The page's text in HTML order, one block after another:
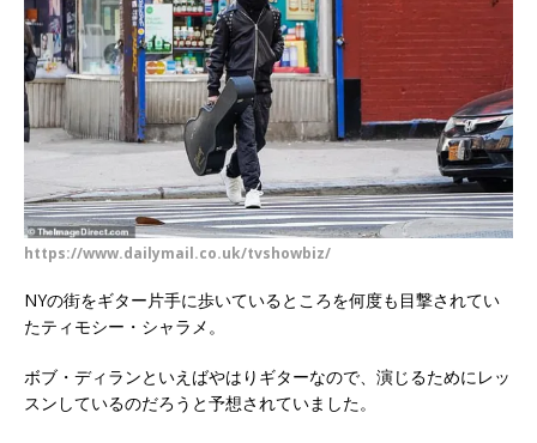
https://www.dailymail.co.uk/tvshowbiz/
NYの街をギター片手に歩いているところを何度も目撃されてい
たティモシー・シャラメ。
ボブ・ディランといえばやはりギターなので、演じるためにレッ
スンしているのだろうと予想されていました。